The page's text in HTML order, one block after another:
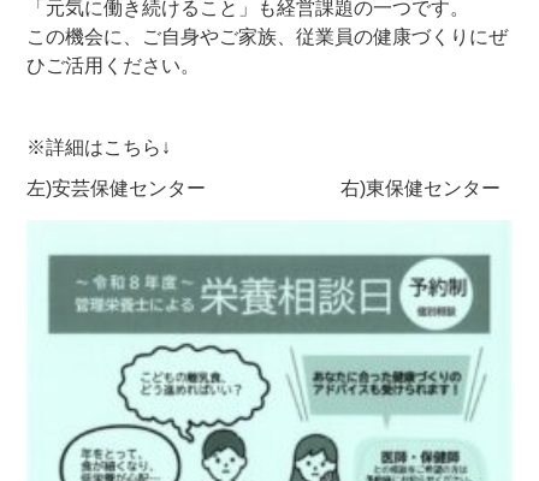
「元気に働き続けること」も経営課題の一つです。
この機会に、ご自身やご家族、従業員の健康づくりにぜ
ひご活用ください。
※詳細はこちら↓
左)安芸保健センター 右)東保健センター